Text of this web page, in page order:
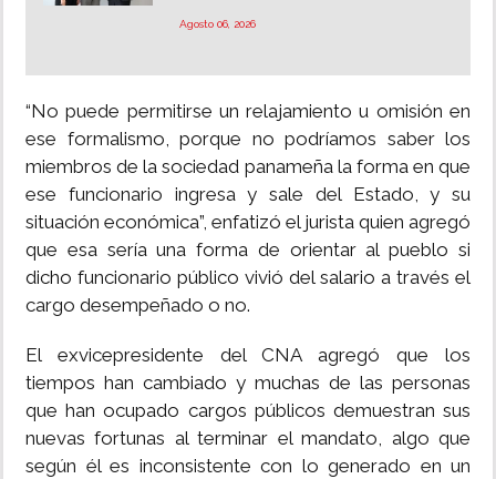
Agosto 06, 2026
“No puede permitirse un relajamiento u omisión en
ese formalismo, porque no podríamos saber los
miembros de la sociedad panameña la forma en que
ese funcionario ingresa y sale del Estado, y su
situación económica”, enfatizó el jurista quien agregó
que esa sería una forma de orientar al pueblo si
dicho funcionario público vivió del salario a través el
cargo desempeñado o no.
El exvicepresidente del CNA agregó que los
tiempos han cambiado y muchas de las personas
que han ocupado cargos públicos demuestran sus
nuevas fortunas al terminar el mandato, algo que
según él es inconsistente con lo generado en un